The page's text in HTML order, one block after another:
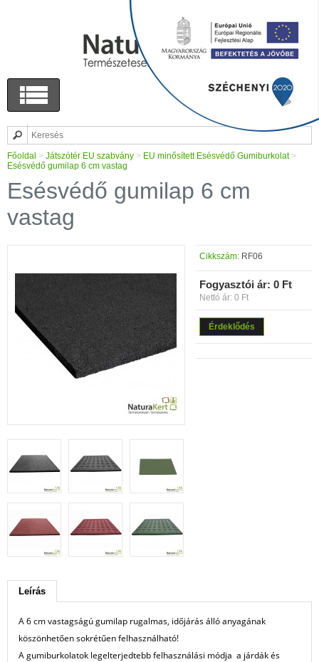
Főoldal > Játszótér EU szabvány > EU minősített Esésvédő Gumiburkolat>
Esésvédő gumilap 6 cm vastag
Esésvédő gumilap 6 cm
vastag
Cikkszám: RF06
Fogyasztói ár: 0 Ft
Nettó ár: 0 Ft
Érdeklődés
Leírás
A 6 cm vastagságú gumilap rugalmas, időjárás álló anyagának
köszönhetően sokrétűen felhasználható!
A gumiburkolatok legelterjedtebb felhasználási módja a járdák és